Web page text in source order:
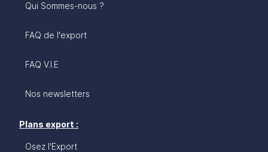
Qui Sommes-nous ?
FAQ de l'export
FAQ V.I.E
Nos newsletters
Plans export :
Osez l'Export